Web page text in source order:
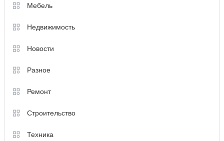
Мебель
Недвижимость
Новости
Разное
Ремонт
Строительство
Техника